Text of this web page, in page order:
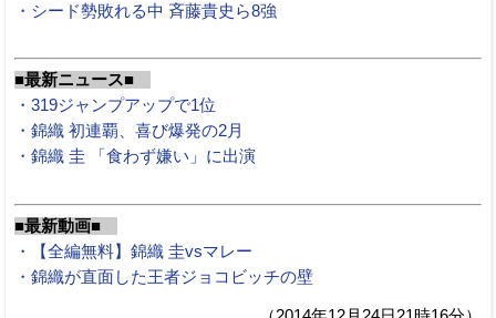
・シード勢敗れる中 斉藤貴史ら8強
■最新ニュース■
・319ジャンプアップで1位
・錦織 初連覇、喜び爆発の2月
・錦織 圭 「食わず嫌い」に出演
■最新動画■
・【全編無料】錦織 圭vsマレー
・錦織が直面した王者ジョコビッチの壁